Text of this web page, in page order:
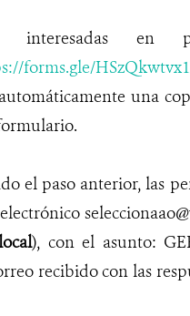
interesadas en
forms.gle/
una
el paso anterior, las
), con el asunto:
recibido con las